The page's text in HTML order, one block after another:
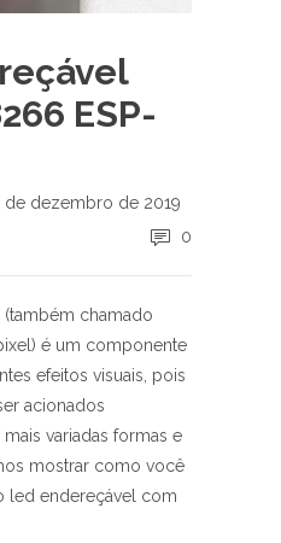
ESP-
de dezembro de 2019
0
(também chamado
é um componente
efeitos visuais, pois
acionados
variadas formas e
mostrar como você
led endereçável com